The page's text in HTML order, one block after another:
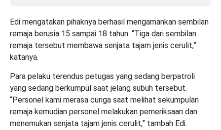
Edi mengatakan pihaknya berhasil mengamankan sembilan
remaja berusia 15 sampai 18 tahun. “Tiga dari sembilan
remaja tersebut membawa senjata tajam jenis cerulit,”
katanya.
Para pelaku terendus petugas yang sedang berpatroli
yang sedang berkumpul saat jelang subuh tersebut.
“Personel kami merasa curiga saat melihat sekumpulan
remaja kemudian personel melakukan pemeriksaan dan
menemukan senjata tajam jenis cerulit,” tambah Edi.